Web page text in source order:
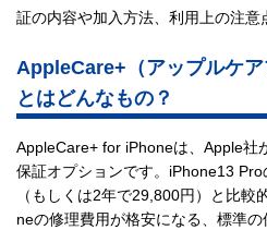
証の内容や加入方法、利用上の注意
AppleCare+（アップルケ
とはどんなもの？
AppleCare+ for iPhoneは、Apple社
保証オプションです。iPhone13
（もしくは2年で29,800円）と比
neの修理費用が格安になる、標準